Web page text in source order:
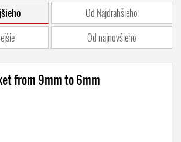
Od Najdrahšieho
Od najnovšieho
from 9mm to 6mm